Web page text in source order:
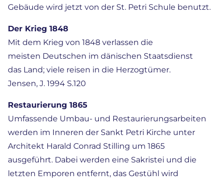
Gebäude wird jetzt von der St. Petri Schule benutzt.
Der Krieg 1848
Mit dem Krieg von 1848 verlassen die
meisten Deutschen im dänischen Staatsdienst
das Land; viele reisen in die Herzogtümer.
Jensen, J. 1994 S.120
Restaurierung 1865
Umfassende Umbau- und Restaurierungsarbeiten
werden im Inneren der Sankt Petri Kirche unter
Architekt Harald Conrad Stilling um 1865
ausgeführt. Dabei werden eine Sakristei und die
letzten Emporen entfernt, das Gestühl wird